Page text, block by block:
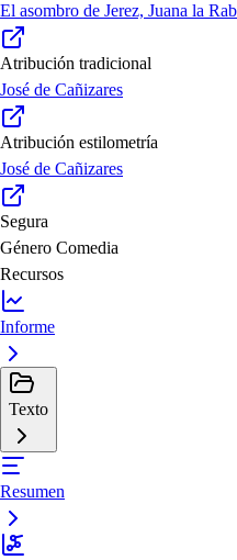
El asombro de Jerez, Juana la
Atribución tradicional
José de Cañizares
Atribución estilometría
José de Cañizares
Segura
Género Comedia
Recursos
Informe
Texto
Resumen